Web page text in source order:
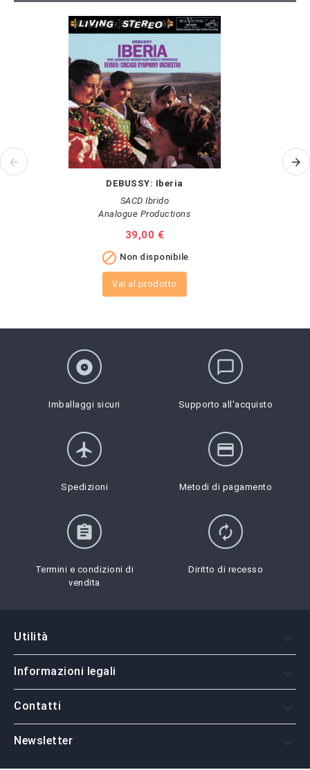
DEBUSSY: Iberia
SACD Ibrido
Analogue Productions
Prezzo
39,00 €
 Non disponibile
Vai al prodotto
album
Imballaggi sicuri
chat_bubble_outline
Supporto all'acquisto
flight
Spedizioni
credit_card
Metodi di pagamento
assignment
Termini e condizioni di
vendita
autorenew
Diritto di recesso
Utilità
Informazioni legali
Contatti
Newsletter